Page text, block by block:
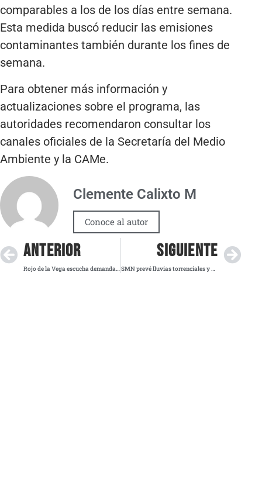
comparables a los de los días entre semana.
Esta medida buscó reducir las emisiones
contaminantes también durante los fines de
semana.
Para obtener más información y
actualizaciones sobre el programa, las
autoridades recomendaron consultar los
canales oficiales de la Secretaría del Medio
Ambiente y la CAMe.
Clemente Calixto M
Conoce al autor
ANTERIOR
Rojo de la Vega escucha demandas vecinales en la Doctores con programa “Alcaldesa en tu casa”
SIGUIENTE
SMN prevé lluvias torrenciales y calor extremo en varios estados de México este lunes